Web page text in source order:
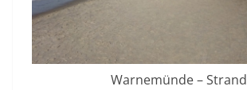
Warnemünde – Strand